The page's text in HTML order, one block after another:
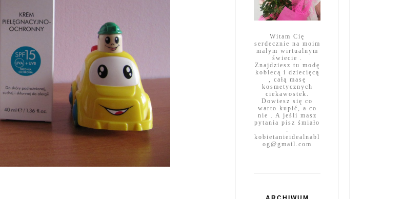
Witam Cię
serdecznie na moim
malym wirtualnym
świecie .
Znajdziesz tu modę
kobiecą i dziecięcą
, całą masę
kosmetycznych
ciekawostek.
Dowiesz się co
warto kupić, a co
nie . A jeśli masz
pytania pisz śmiało
:
kobietanieidealnabl
og@gmail.com